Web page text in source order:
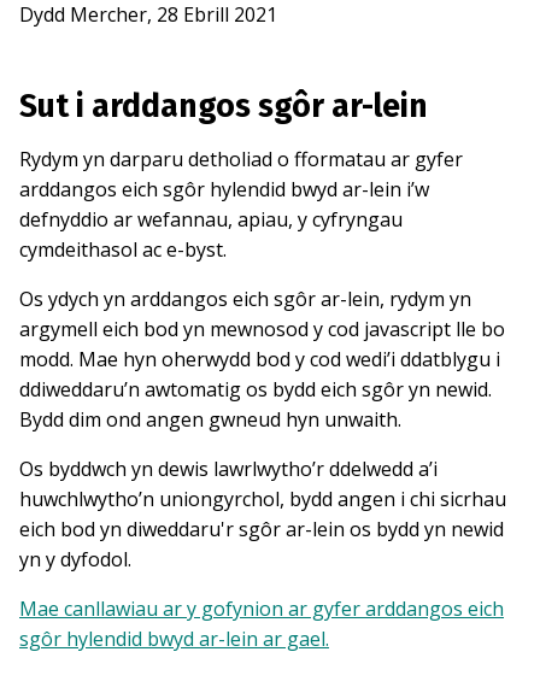
Dydd Mercher, 28 Ebrill 2021
Sut i arddangos sgôr ar-lein
Rydym yn darparu detholiad o fformatau ar gyfer
arddangos eich sgôr hylendid bwyd ar-lein i’w
defnyddio ar wefannau, apiau, y cyfryngau
cymdeithasol ac e-byst.
Os ydych yn arddangos eich sgôr ar-lein, rydym yn
argymell eich bod yn mewnosod y cod javascript lle bo
modd. Mae hyn oherwydd bod y cod wedi’i ddatblygu i
ddiweddaru’n awtomatig os bydd eich sgôr yn newid.
Bydd dim ond angen gwneud hyn unwaith.
Os byddwch yn dewis lawrlwytho’r ddelwedd a’i
huwchlwytho’n uniongyrchol, bydd angen i chi sicrhau
eich bod yn diweddaru'r sgôr ar-lein os bydd yn newid
yn y dyfodol.
Mae canllawiau ar y gofynion ar gyfer arddangos eich
sgôr hylendid bwyd ar-lein ar gael.